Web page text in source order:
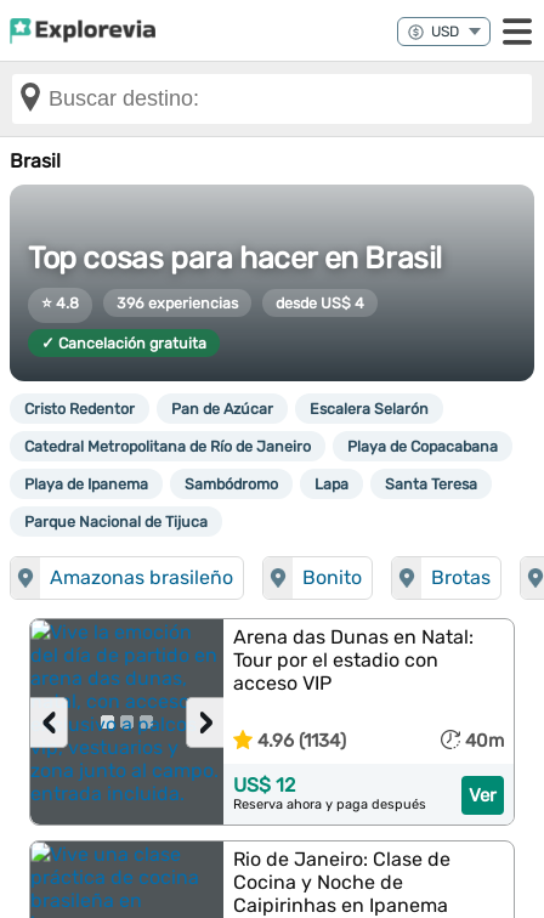
Brasil
Top cosas para hacer en Brasil
⭐ 4.8 396 experiencias desde US$ 4
✓ Cancelación gratuita
Cristo Redentor Pan de Azúcar Escalera Selarón
Catedral Metropolitana de Río de Janeiro Playa de Copacabana
Playa de Ipanema Sambódromo Lapa Santa Teresa
Parque Nacional de Tijuca
Amazonas brasileño Bonito Brotas
›
‹
Arena das Dunas en Natal:
Tour por el estadio con
acceso VIP
4.96 (1134) 40m
Ver
US$ 12
Reserva ahora y paga después
Rio de Janeiro: Clase de
Cocina y Noche de
Caipirinhas en Ipanema